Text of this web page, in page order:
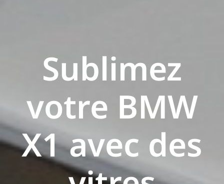
Sublimez
votre BMW
X1 avec des